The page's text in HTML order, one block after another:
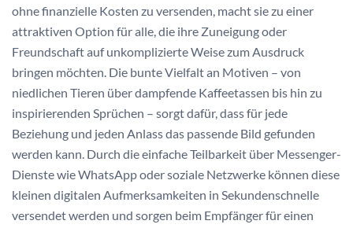
ohne finanzielle Kosten zu versenden, macht sie zu einer
attraktiven Option für alle, die ihre Zuneigung oder
Freundschaft auf unkomplizierte Weise zum Ausdruck
bringen möchten. Die bunte Vielfalt an Motiven – von
niedlichen Tieren über dampfende Kaffeetassen bis hin zu
inspirierenden Sprüchen – sorgt dafür, dass für jede
Beziehung und jeden Anlass das passende Bild gefunden
werden kann. Durch die einfache Teilbarkeit über Messenger-
Dienste wie WhatsApp oder soziale Netzwerke können diese
kleinen digitalen Aufmerksamkeiten in Sekundenschnelle
versendet werden und sorgen beim Empfänger für einen